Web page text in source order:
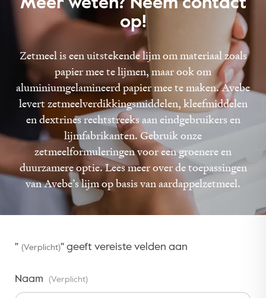
op!
Zetmeel is een uitstekende lijm om materiaal zoals
papier mee te lijmen, maar ook om
aluminiumgelamineerd papier mee te maken. Avebe
levert zetmeelverdikkingsmiddelen, kleefmiddelen
en dextrines rechtstreeks aan eindgebruikers en
lijmfabrikanten. Gebruik onze
zetmeelformuleringen voor een groenere en
duurzamere optie. Lees meer over de toepassingen
van Avebe’s lijm op basis van aardappelzetmeel.
" (Verplicht)" geeft vereiste velden aan
Naam (Verplicht)